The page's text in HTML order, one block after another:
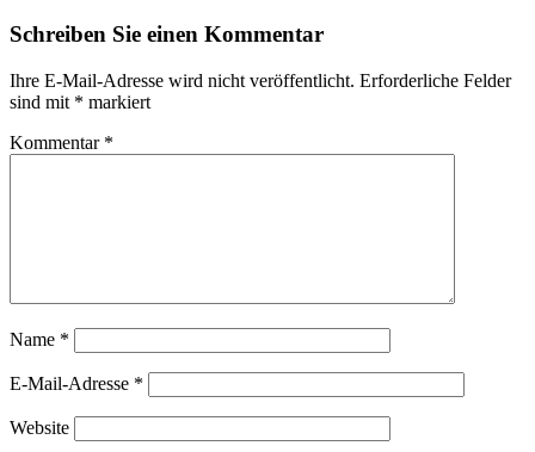
Schreiben Sie einen Kommentar
Ihre E-Mail-Adresse wird nicht veröffentlicht. Erforderliche Felder
sind mit * markiert
Kommentar *
Name *
E-Mail-Adresse *
Website